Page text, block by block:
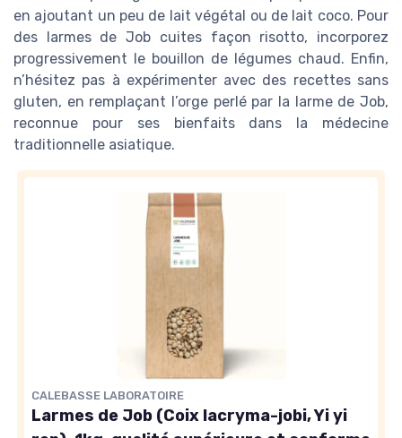
en ajoutant un peu de lait végétal ou de lait coco. Pour
des larmes de Job cuites façon risotto, incorporez
progressivement le bouillon de légumes chaud. Enfin,
n’hésitez pas à expérimenter avec des recettes sans
gluten, en remplaçant l’orge perlé par la larme de Job,
reconnue pour ses bienfaits dans la médecine
traditionnelle asiatique.
CALEBASSE LABORATOIRE
Larmes de Job (Coix lacryma-jobi, Yi yi